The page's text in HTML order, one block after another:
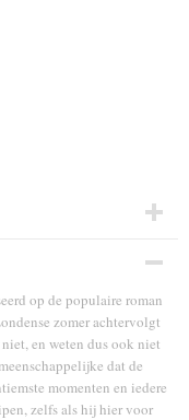
op de populaire roman
zomer achtervolgt
en weten dus ook niet
dat de
momenten en iedere
zelfs als hij hier voor